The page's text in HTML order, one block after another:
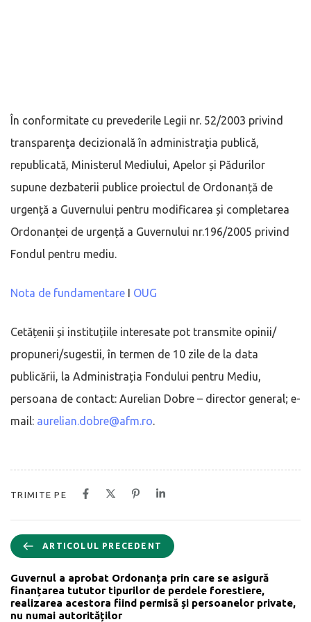
În conformitate cu prevederile Legii nr. 52/2003 privind
transparenţa decizională în administraţia publică,
republicată, Ministerul Mediului, Apelor și Pădurilor
supune dezbaterii publice proiectul de Ordonanță de
urgență a Guvernului pentru modificarea și completarea
Ordonanței de urgență a Guvernului nr.196/2005 privind
Fondul pentru mediu.
Nota de fundamentare I OUG
Cetățenii și instituțiile interesate pot transmite opinii/
propuneri/sugestii, în termen de 10 zile de la data
publicării, la Administrația Fondului pentru Mediu,
persoana de contact: Aurelian Dobre – director general; e-
mail: aurelian.dobre@afm.ro.
TRIMITE PE
ARTICOLUL PRECEDENT
Guvernul a aprobat Ordonanța prin care se asigură
finanțarea tututor tipurilor de perdele forestiere,
realizarea acestora fiind permisă și persoanelor private,
nu numai autorităților